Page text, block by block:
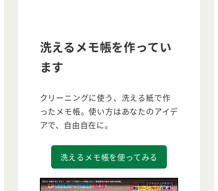
洗えるメモ帳を作ってい
ます
クリーニングに使う、洗える紙で作
ったメモ帳。使い方はあなたのアイデ
アで、自由自在に。
洗えるメモ帳を使ってみる